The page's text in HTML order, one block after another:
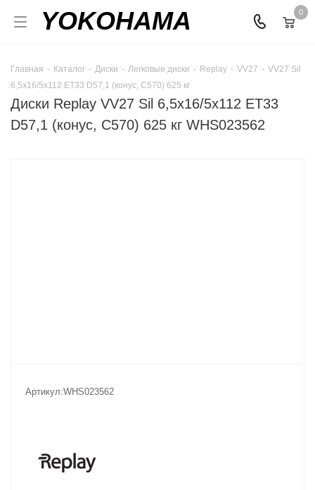
YOKOHAMA 0
Главная - Каталог - Диски - Легковые диски - Replay - VV27 - VV27 Sil
6,5x16/5x112 ET33 D57,1 (конус, C570) 625 кг
Диски Replay VV27 Sil 6,5x16/5x112 ET33
D57,1 (конус, C570) 625 кг WHS023562
Артикул:WHS023562